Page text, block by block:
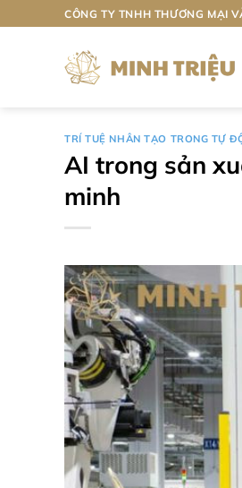
qua
CÔNG TY TNHH THƯƠNG MẠI
TRÍ TUỆ NHÂN TẠO TRONG TỰ
AI trong sản
minh